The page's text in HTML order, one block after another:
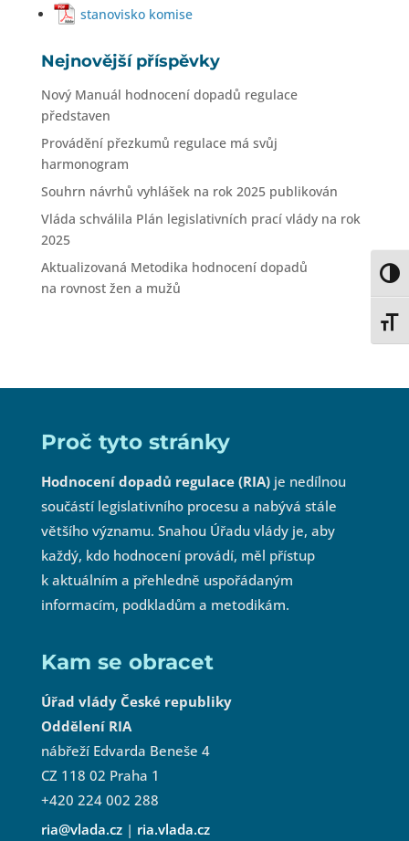
stanovisko komise
Nejnovější příspěvky
Nový Manuál hodnocení dopadů regulace
představen
Provádění přezkumů regulace má svůj
harmonogram
Souhrn návrhů vyhlášek na rok 2025 publikován
Vláda schválila Plán legislativních prací vlády na rok
2025
Aktualizovaná Metodika hodnocení dopadů
na rovnost žen a mužů
Proč tyto stránky
Hodnocení dopadů regulace (RIA)je nedílnou
součástí legislativního procesu a nabývá stále
většího významu. Snahou Úřadu vlády je, aby
každý, kdo hodnocení provádí, měl přístup
k aktuálním a přehledně uspořádaným
informacím, podkladům a metodikám.
Kam se obracet
Úřad vlády České republiky
Oddělení RIA
nábřeží Edvarda Beneše 4
CZ 118 02 Praha 1
+420 224 002 288
ria@vlada.cz| ria.vlada.cz